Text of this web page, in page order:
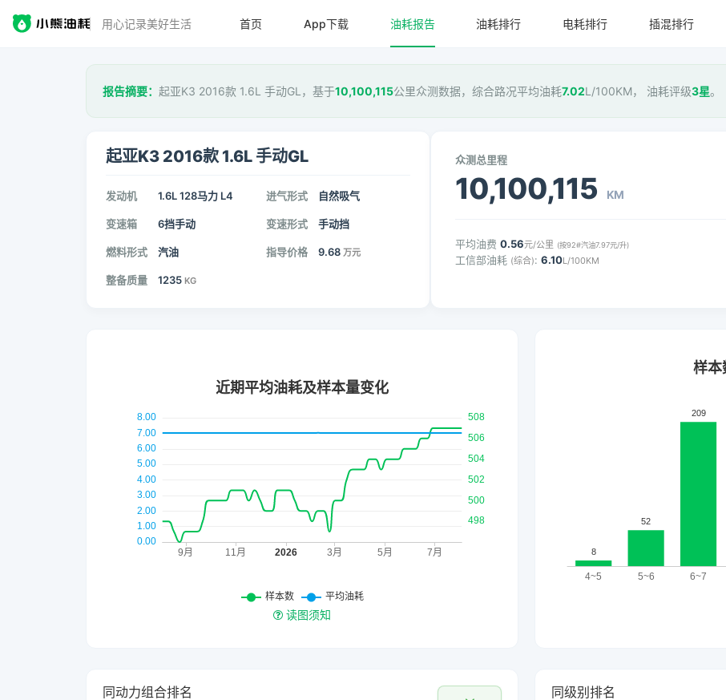
用心记录美好生活 首页 App下载 油耗报告 油耗排行 电耗排行 插混排行
报告摘要： 起亚K3 2016款 1.6L 手动GL，基于10,100,115公里众测数据，综合路况平均油耗7.02L/100KM， 油耗评级3星。
起亚K3 2016款 1.6L 手动GL
发动机 1.6L 128马力 L4 进气形式 自然吸气
变速箱 6挡手动 变速形式 手动挡
燃料形式 汽油 指导价格 9.68 万元
整备质量 1235 KG
众测总里程
10,100,115 KM
平均油费 0.56元/公里 (按92#汽油7.97元/升)
工信部油耗 (综合): 6.10L/100KM
读图须知
同动力组合排名 同级别排名